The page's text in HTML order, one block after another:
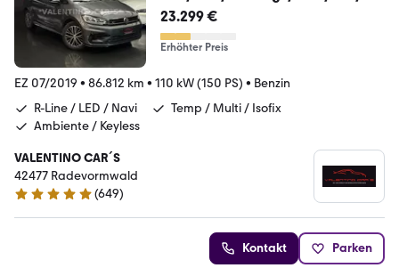
mp
23.299 €
Erhöhter Preis
EZ 07/2019 • 86.812 km • 110 kW (150 PS) • Benzin
R-Line / LED / Navi
Temp / Multi / Isofix
Ambiente / Keyless
VALENTINO CAR´S
42477 Radevormwald
4.9 Sterne
(649)
Kontakt Parken